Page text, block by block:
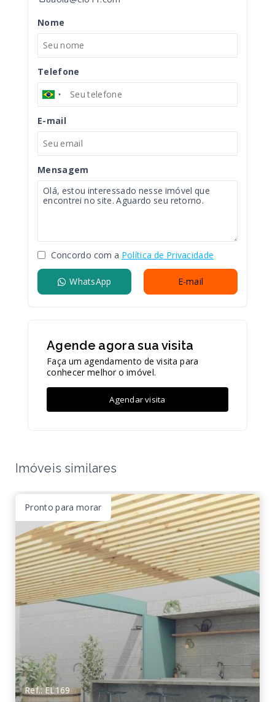
Nome
Telefone
E-mail
Mensagem
Concordo com a Política de Privacidade
WhatsApp E-mail
Agende agora sua visita
Faça um agendamento de visita para
conhecer melhor o imóvel.
Agendar visita
Imóveis similares
Pronto para morar
Ref.: EL169